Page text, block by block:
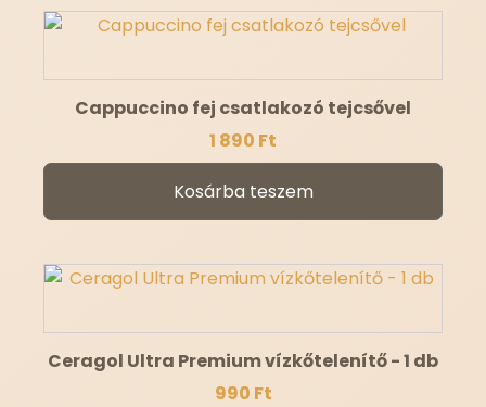
Cappuccino fej csatlakozó tejcsővel
1 890 Ft
Kosárba teszem
Ceragol Ultra Premium vízkőtelenítő - 1 db
990 Ft